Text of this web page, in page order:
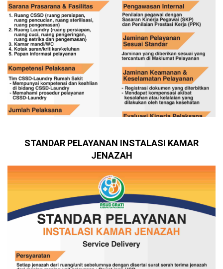
STANDAR PELAYANAN INSTALASI KAMAR
JENAZAH